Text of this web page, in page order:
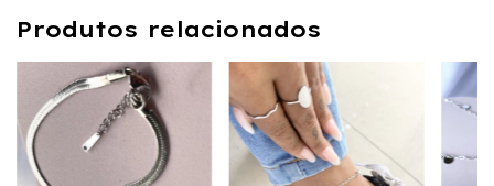
Produtos relacionados